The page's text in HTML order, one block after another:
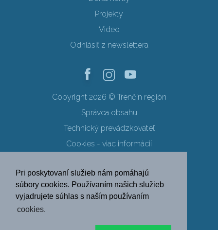
Pri poskytovaní služieb nám pomáhajú
súbory cookies. Používaním našich služieb
vyjadrujete súhlas s naším používaním
cookies.
Projekty
Video
Odhlásiť z newslettera
Copyright 2026 © Trenčín región
Správca obsahu
Technický prevádzkovateľ
Cookies - viac informácií
Ochrana osobných údajov
SK EN DE
PL